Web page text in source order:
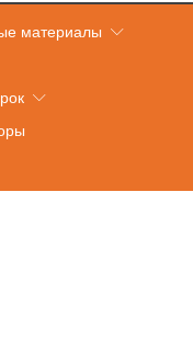
материалы